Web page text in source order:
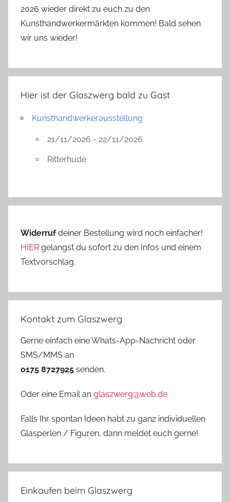
2026 wieder direkt zu euch zu den
Kunsthandwerkermärkten kommen! Bald sehen
wir uns wieder!
Hier ist der Glaszwerg bald zu Gast
Kunsthandwerkerausstellung
21/11/2026 - 22/11/2026
Ritterhude
Widerrufdeiner Bestellung wird noch einfacher!
HIER gelangst du sofort zu den Infos und einem
Textvorschlag.
Kontakt zum Glaszwerg
Gerne einfach eine Whats-App-Nachricht oder
SMS/MMS an
0175 8727925 senden.
Oder eine Email an glaszwerg@web.de
Falls Ihr spontan Ideen habt zu ganz individuellen
Glasperlen / Figuren, dann meldet euch gerne!
Einkaufen beim Glaszwerg